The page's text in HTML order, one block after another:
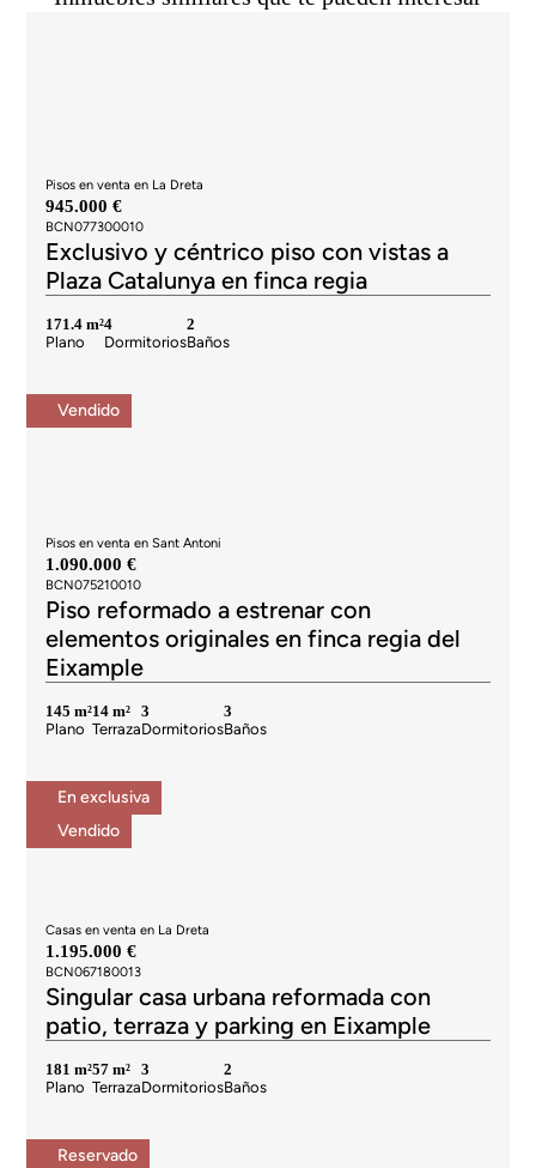
Pisos en venta en La Dreta
945.000 €
BCN077300010
Exclusivo y céntrico piso con vistas a
Plaza Catalunya en finca regia
171.4 m²
Plano
4
Dormitorios
2
Baños
Vendido
Pisos en venta en Sant Antoni
1.090.000 €
BCN075210010
Piso reformado a estrenar con
elementos originales en finca regia del
Eixample
145 m²
Plano
14 m²
Terraza
3
Dormitorios
3
Baños
En exclusiva
Vendido
Casas en venta en La Dreta
1.195.000 €
BCN067180013
Singular casa urbana reformada con
patio, terraza y parking en Eixample
181 m²
Plano
57 m²
Terraza
3
Dormitorios
2
Baños
Reservado